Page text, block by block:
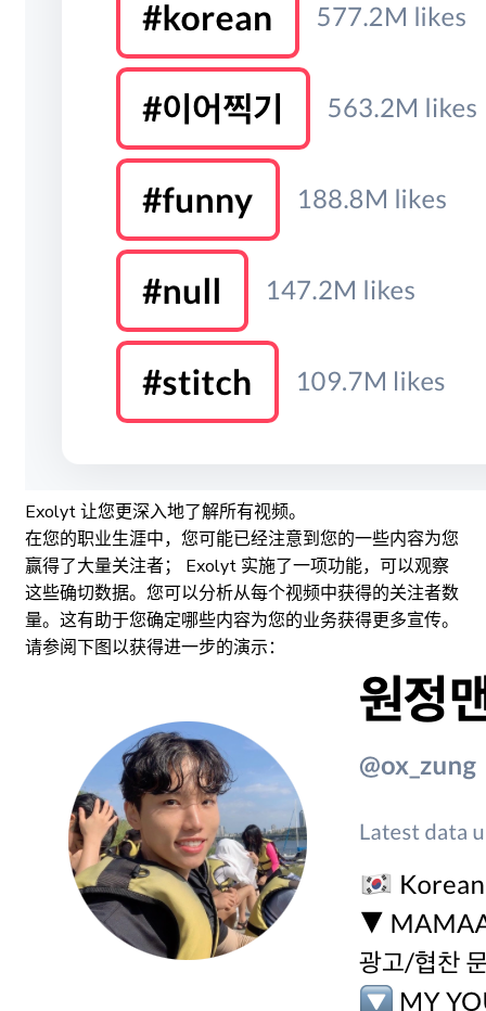
Exolyt 让您更深入地了解所有视频。
在您的职业生涯中，您可能已经注意到您的一些内容为您
赢得了大量关注者； Exolyt 实施了一项功能，可以观察
这些确切数据。您可以分析从每个视频中获得的关注者数
量。这有助于您确定哪些内容为您的业务获得更多宣传。
请参阅下图以获得进一步的演示：